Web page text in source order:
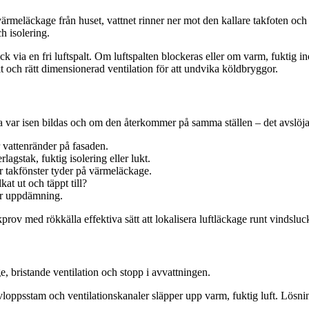
från huset, vattnet rinner ner mot den kallare takfoten
isolering.
via en fri luftspalt. Om luftspalten blockeras eller om varm, fuktig
rätt dimensionerad ventilation för att undvika köldbryggor.
isen bildas och om den återkommer på samma ställen – det
på fasaden.
fuktig isolering eller lukt.
tyder på värmeläckage.
ut och täppt till?
uppdämning.
med rökkälla effektiva sätt att lokalisera luftläckage runt
bristande ventilation och stopp i avvattningen.
och ventilationskanaler släpper upp varm, fuktig luft.